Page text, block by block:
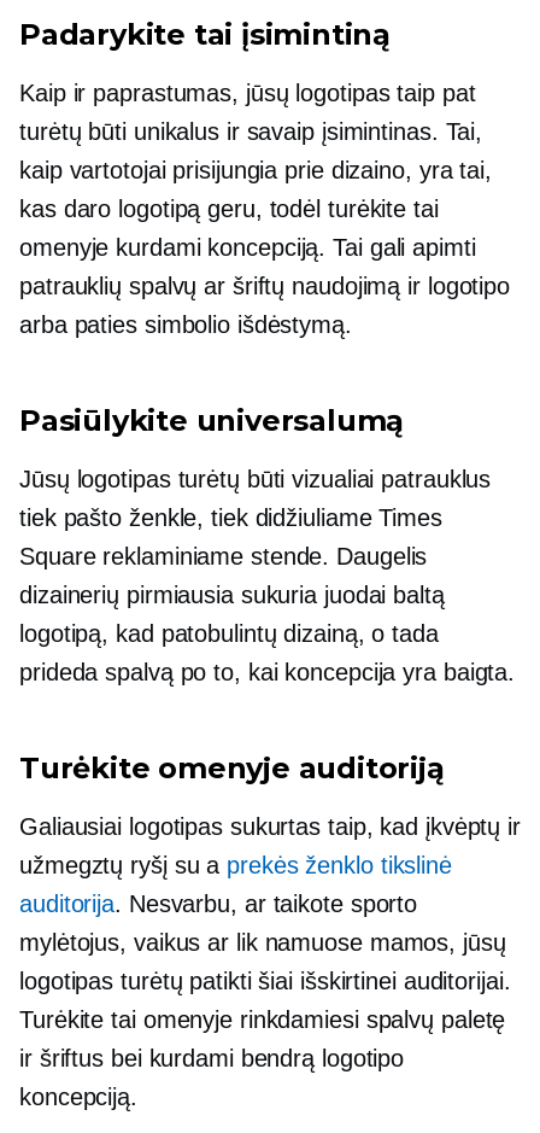
Padarykite tai įsimintiną
Kaip ir paprastumas, jūsų logotipas taip pat
turėtų būti unikalus ir savaip įsimintinas. Tai,
kaip vartotojai prisijungia prie dizaino, yra tai,
kas daro logotipą geru, todėl turėkite tai
omenyje kurdami koncepciją. Tai gali apimti
patrauklių spalvų ar šriftų naudojimą ir logotipo
arba paties simbolio išdėstymą.
Pasiūlykite universalumą
Jūsų logotipas turėtų būti vizualiai patrauklus
tiek pašto ženkle, tiek didžiuliame Times
Square reklaminiame stende. Daugelis
dizainerių pirmiausia sukuria juodai baltą
logotipą, kad patobulintų dizainą, o tada
prideda spalvą po to, kai koncepcija yra baigta.
Turėkite omenyje auditoriją
Galiausiai logotipas sukurtas taip, kad įkvėptų ir
užmegztų ryšį su a prekės ženklo tikslinė
auditorija. Nesvarbu, ar taikote sporto
mylėtojus, vaikus ar lik namuosemamos, jūsų
logotipas turėtų patikti šiai išskirtinei auditorijai.
Turėkite tai omenyje rinkdamiesi spalvų paletę
ir šriftus bei kurdami bendrą logotipo
koncepciją.